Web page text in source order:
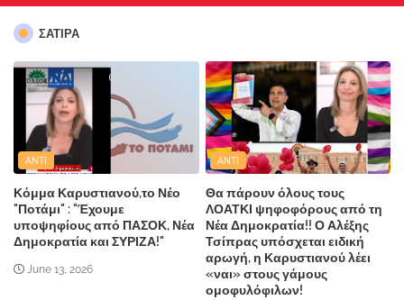
ΣΑΤΙΡΑ
ANTI
Κόμμα Καρυστιανού,το Νέο
"Ποτάμι" : "Έχουμε
υποψηφίους από ΠΑΣΟΚ, Νέα
Δημοκρατία και ΣΥΡΙΖΑ!"
June 13, 2026
ANTI
Θα πάρουν όλους τους
ΛΟΑΤΚΙ ψηφοφόρους από τη
Νέα Δημοκρατία!! Ο Αλέξης
Τσίπρας υπόσχεται ειδική
αρωγή, η Καρυστιανού λέει
«ναι» στους γάμους
ομοφυλόφιλων!